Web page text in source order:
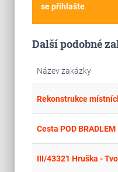
se přihlašte.
Další podobné
Název zakázky
Cesta POD BRADLEM
III/43321 Hruška -